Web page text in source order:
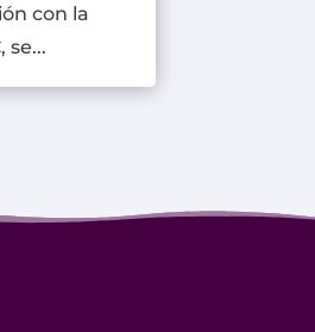
con la
se...